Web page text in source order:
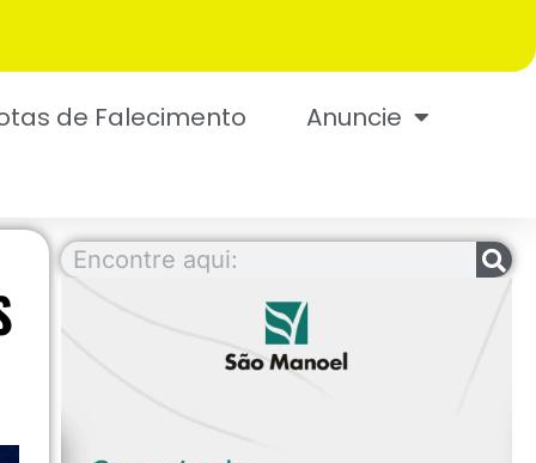
de Falecimento Anuncie